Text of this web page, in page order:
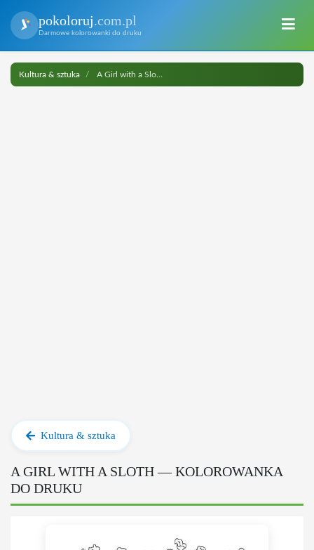
pokoloruj.com.pl
Darmowe kolorowanki do druku
Kultura & sztuka A Girl with a Sloth do druku
Kultura & sztuka
A GIRL WITH A SLOTH — KOLOROWANKA
DO DRUKU